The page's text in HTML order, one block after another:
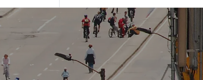
Suscríbase a nuestro boletín
Reciba notificaciones sobre los temas de
Bienestar que le interesan.